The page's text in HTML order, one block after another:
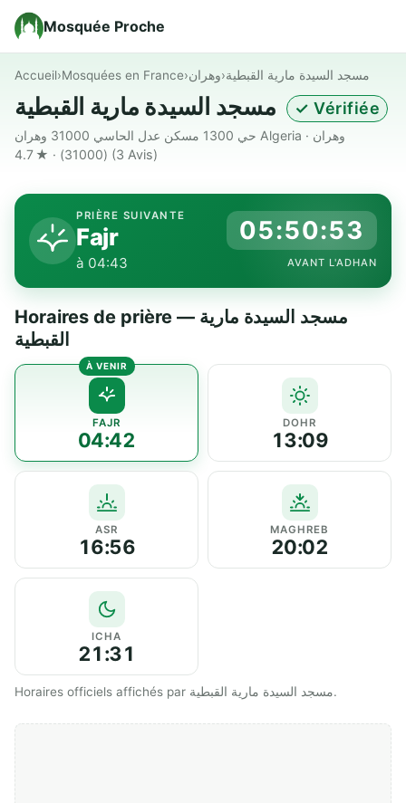
Mosquée Proche
Accueil›Mosquées en France›وهران›مسجد السيدة مارية القبطية
✓ Vérifiée
حي 1300 مسكن عدل الحاسي 31000 وهران Algeria · وهران
(3 Avis)
PRIÈRE SUIVANTE
Fajr
à 04:43
05:50:52
AVANT L'ADHAN
Horaires de prière — مسجد السيدة مارية
القبطية
FAJR
04:42
DOHR
13:09
ASR
16:56
MAGHREB
20:02
ICHA
21:31
Horaires officiels affichés par مسجد السيدة مارية القبطية.